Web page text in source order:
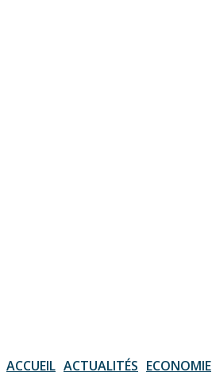
ACCUEIL ACTUALITÉS ECONOMIE